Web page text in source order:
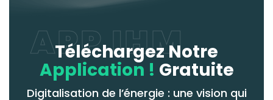
APP IHM
Téléchargez Notre
Application ! Gratuite
Digitalisation de l’énergie : une vision qui